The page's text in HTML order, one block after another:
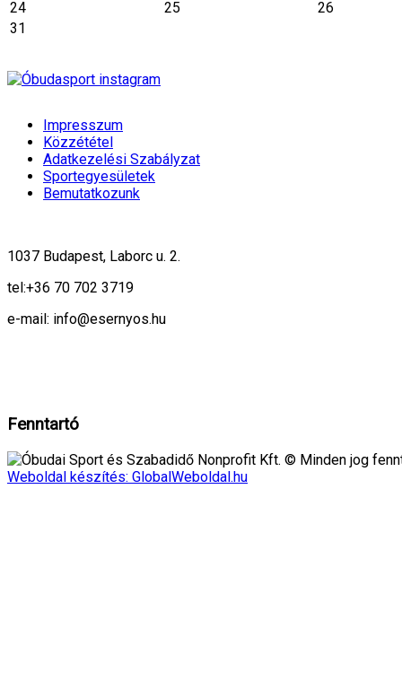
24 25
26
31
Impresszum
Közzététel
Adatkezelési Szabályzat
Sportegyesületek
Bemutatkozunk
1037 Budapest, Laborc u. 2.
tel:+36 70 702 3719
e-mail: info@esernyos.hu
Fenntartó
Óbudai Sport és Szabadidő Nonprofit Kft. © Minden jog
Weboldal készítés: GlobalWeboldal.hu